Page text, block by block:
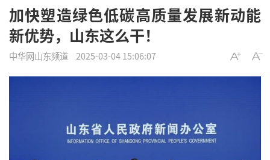
加快塑造绿色低碳高质量发展新动能
新优势，山东这么干！
中华网山东频道 2025-03-04 15:06:07